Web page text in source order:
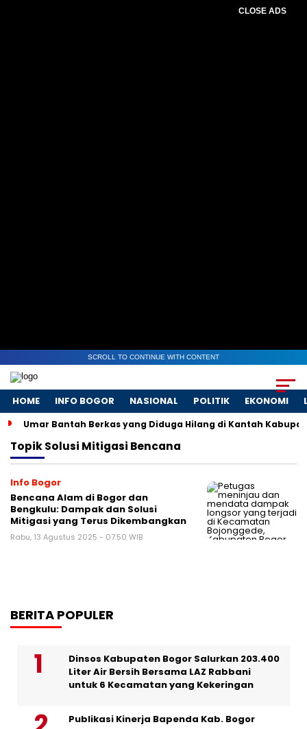
CLOSE ADS
SCROLL TO CONTINUE WITH CONTENT
HOME INFO BOGOR NASIONAL POLITIK EKONOMI
Umar Bantah Berkas yang Diduga Hilang di Kantah
TopikSolusi Mitigasi Bencana
Info Bogor
Bencana Alam di Bogor dan
Bengkulu: Dampak dan Solusi
Mitigasi yang Terus Dikembangkan
Rabu, 13 Agustus 2025 - 07:50 WIB
BERITA POPULER
Dinsos Kabupaten Bogor Salurkan 203.400
Liter Air Bersih Bersama LAZ Rabbani
untuk 6 Kecamatan yang Kekeringan
Publikasi Kinerja Bapenda Kab. Bogor